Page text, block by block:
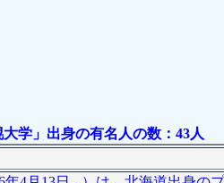
学」出身の有名人の数：43人